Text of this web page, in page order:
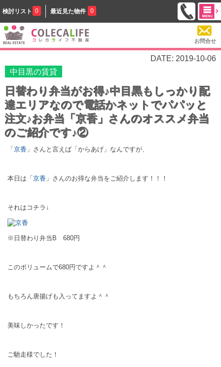
検討リスト 0 最近見た物件 0
お問合せ
DATE: 2019-10-06
中目黒の賃貸
日替わり弁当がお得♪中目黒もしっかり配
達エリアなので電話かネットでパパッと
注文♪お弁当「京香」さんのオススメ弁当
のご紹介です♪②
「 京香 」さんと言えば「からあげ」なんですが、
本日は「 京香 」さんのお得な弁当をご紹介します！！！
それはコチラ↓
※日替わり弁当B 680円
このボリュームで680円ですよ＾＾
もちろん唐揚げも入ってますよ＾＾
美味しかったです！
ご馳走様でした！